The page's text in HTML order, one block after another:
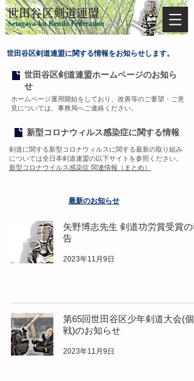
​世田谷区剣道連盟
Setagaya-ku Kendo Federation
世田谷区剣道連盟に関する情報をお知らせします。
世田谷区剣道連盟ホームページのお知ら
せ
ホームページ運用開始をしており、改善等のご要望・ご意
見については、事務局へご連絡ください。
新型コロナウィルス感染症に関する情報
剣道に関する新型コロナウィルスに関する最新の取り組み
については全日本剣道連盟の​以下サイトを参照ください。
新型コロナウイルス感染症 関連情報（まとめ）
​最新のお知らせ
矢野博志先生 剣道功労賞受賞の
告
2023年11月9日
第65回世田谷区少年剣道大会(個
戦)のお知らせ
2023年11月9日